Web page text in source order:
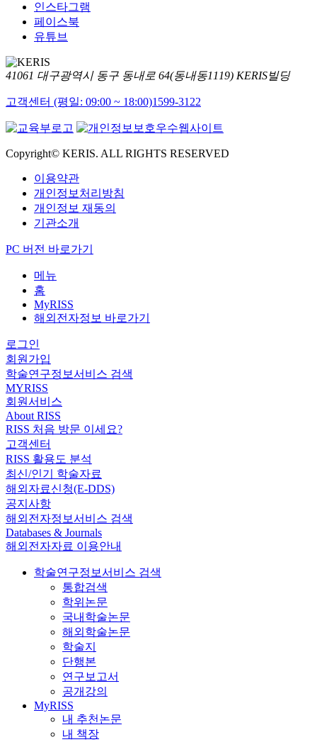
인스타그램
페이스북
유튜브
41061 대구광역시 동구 동내로 64(동내동1119) KERIS빌딩
고객센터 (평일: 09:00 ~ 18:00)1599-3122
Copyright© KERIS. ALL RIGHTS RESERVED
이용약관
개인정보처리방침
개인정보 재동의
기관소개
PC 버전 바로가기
메뉴
홈
MyRISS
해외전자정보 바로가기
로그인
회원가입
학술연구정보서비스 검색
MYRISS
회원서비스
About RISS
RISS 처음 방문 이세요?
고객센터
RISS 활용도 분석
최신/인기 학술자료
해외자료신청(E-DDS)
공지사항
해외전자정보서비스 검색
Databases & Journals
해외전자자료 이용안내
학술연구정보서비스 검색
통합검색
학위논문
국내학술논문
해외학술논문
학술지
단행본
연구보고서
공개강의
MyRISS
내 추천논문
내 책장